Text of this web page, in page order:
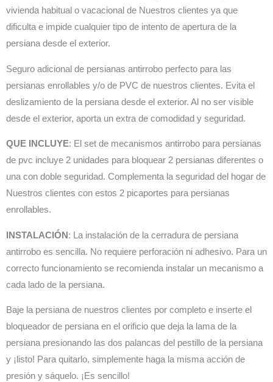
vivienda habitual o vacacional de Nuestros clientes ya que
dificulta e impide cualquier tipo de intento de apertura de la
persiana desde el exterior.
Seguro adicional de persianas antirrobo perfecto para las
persianas enrollables y/o de PVC de nuestros clientes. Evita el
deslizamiento de la persiana desde el exterior. Al no ser visible
desde el exterior, aporta un extra de comodidad y seguridad.
QUE INCLUYE: El set de mecanismos antirrobo para persianas
de pvc incluye 2 unidades para bloquear 2 persianas diferentes o
una con doble seguridad. Complementa la seguridad del hogar de
Nuestros clientes con estos 2 picaportes para persianas
enrollables.
INSTALACIÓN : La instalación de la cerradura de persiana
antirrobo es sencilla. No requiere perforación ni adhesivo. Para un
correcto funcionamiento se recomienda instalar un mecanismo a
cada lado de la persiana.
Baje la persiana de nuestros clientes por completo e inserte el
bloqueador de persiana en el orificio que deja la lama de la
persiana presionando las dos palancas del pestillo de la persiana
y ¡listo! Para quitarlo, simplemente haga la misma acción de
presión y sáquelo. ¡Es sencillo!